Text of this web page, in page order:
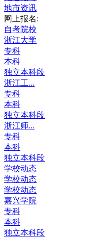
地市资讯
网上报名:
自考院校
浙江大学
专科
本科
独立本科段
浙江工...
专科
本科
独立本科段
浙江师...
专科
本科
独立本科段
学校动态
学校动态
学校动态
嘉兴学院
专科
本科
独立本科段